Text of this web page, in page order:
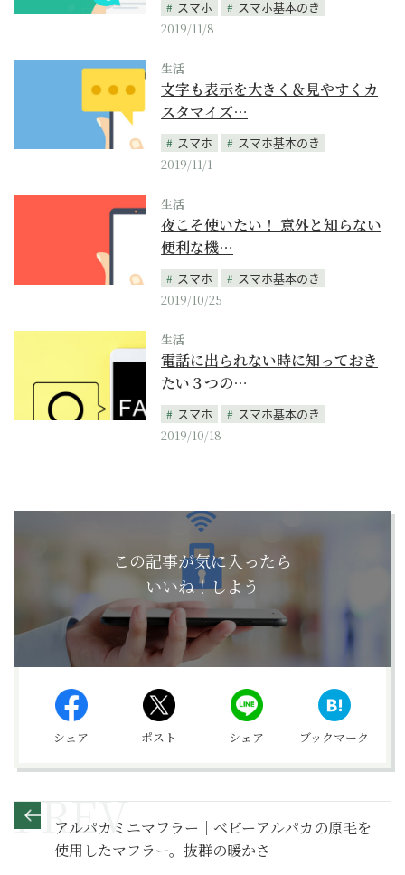
スマホ
スマホ基本のき
2019/11/8
生活
文字も表示を大きく＆見やすくカ
スタマイズ…
スマホ
スマホ基本のき
2019/11/1
生活
夜こそ使いたい！ 意外と知らない
便利な機…
スマホ
スマホ基本のき
2019/10/25
生活
電話に出られない時に知っておき
たい３つの…
スマホ
スマホ基本のき
2019/10/18
この記事が気に入ったら
いいね！しよう
シェア ポスト シェア ブックマーク
アルパカミニマフラー｜ベビーアルパカの原毛を
使用したマフラー。抜群の暖かさ